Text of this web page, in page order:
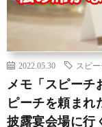
2022.05.30 スピー
メモ「スピーチ
ピーチを頼まれ
披露宴会場に行